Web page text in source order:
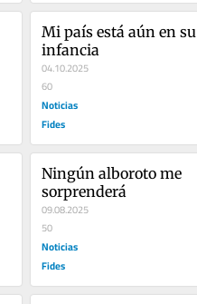
Mi país está aún en su
infancia
04.10.2025
60
Noticias
Fides
Ningún alboroto me
sorprenderá
09.08.2025
50
Noticias
Fides